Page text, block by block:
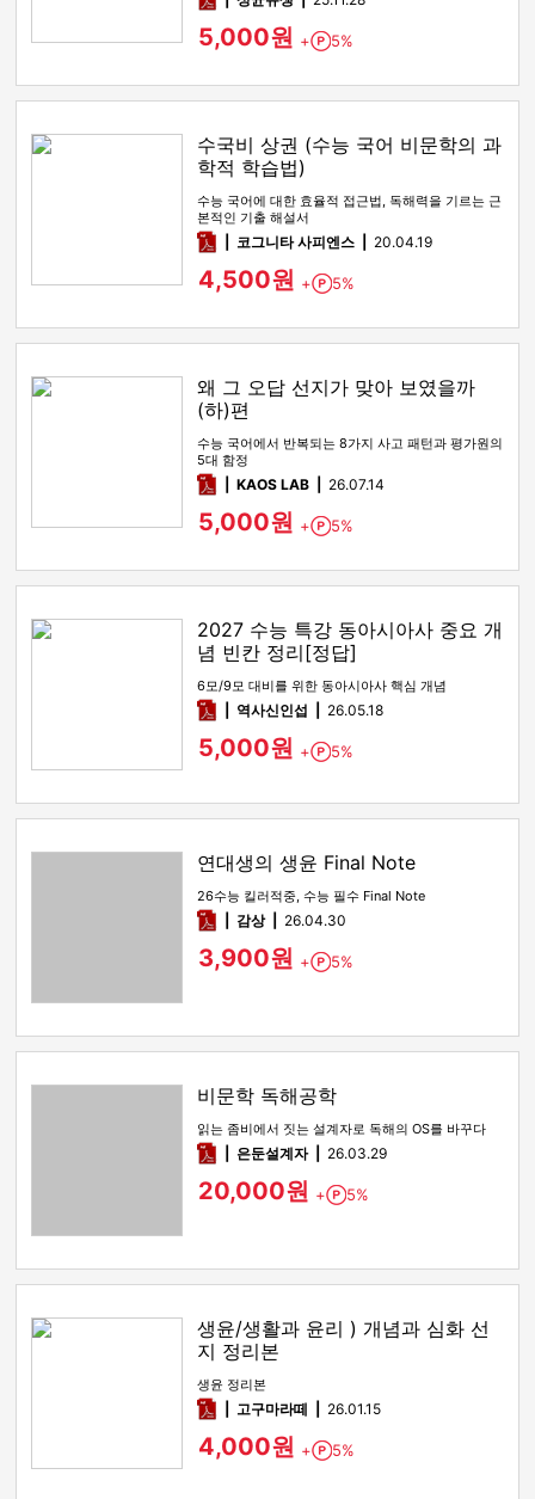
5,000원 + Point
5%
수국비 상권 (수능 국어 비문학의 과
학적 학습법)
수능 국어에 대한 효율적 접근법, 독해력을 기르는 근
본적인 기출 해설서
pdf코그니타 사피엔스 20.04.19
4,500원 + Point
5%
왜 그 오답 선지가 맞아 보였을까
(하)편
수능 국어에서 반복되는 8가지 사고 패턴과 평가원의
5대 함정
pdfKAOS LAB 26.07.14
5,000원 + Point
5%
2027 수능 특강 동아시아사 중요 개
념 빈칸 정리[정답]
6모/9모 대비를 위한 동아시아사 핵심 개념
pdf역사신인섭 26.05.18
5,000원 + Point
5%
연대생의 생윤 Final Note
26수능 킬러적중, 수능 필수 Final Note
pdf감상​ 26.04.30
3,900원 + Point
5%
비문학 독해공학
읽는 좀비에서 짓는 설계자로 독해의 OS를 바꾸다
pdf은둔설계자 26.03.29
20,000원 + Point
5%
생윤/생활과 윤리 ) 개념과 심화 선
지 정리본
생윤 정리본
pdf고구마라떼 26.01.15
4,000원 + Point
5%